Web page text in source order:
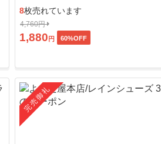
ット」
8枚売れています
4,760円
1,880 円 60%OFF
完売御礼